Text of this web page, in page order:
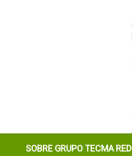
SOBRE GRUPO TECMA RED